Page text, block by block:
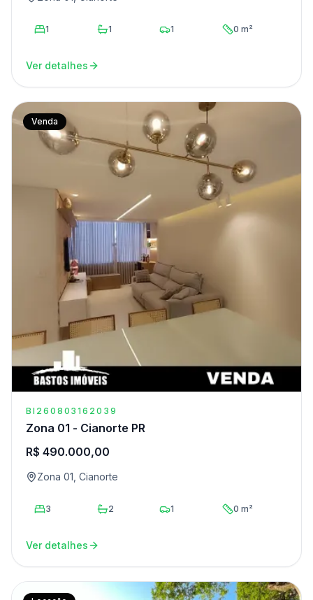
1 1 1 0 m²
Ver detalhes
Venda
BI260803162039
Zona 01 - Cianorte PR
R$ 490.000,00
Zona 01, Cianorte
3 2 1 0 m²
Ver detalhes